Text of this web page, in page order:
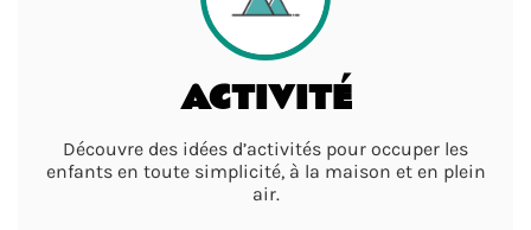
ACTIVITÉ
Découvre des idées d’activités pour occuper les
enfants en toute simplicité, à la maison et en plein
air.